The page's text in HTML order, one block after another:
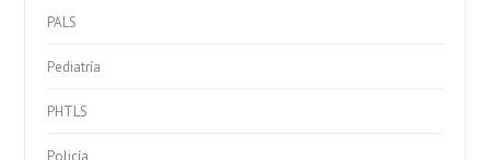
PALS
Pediatría
PHTLS